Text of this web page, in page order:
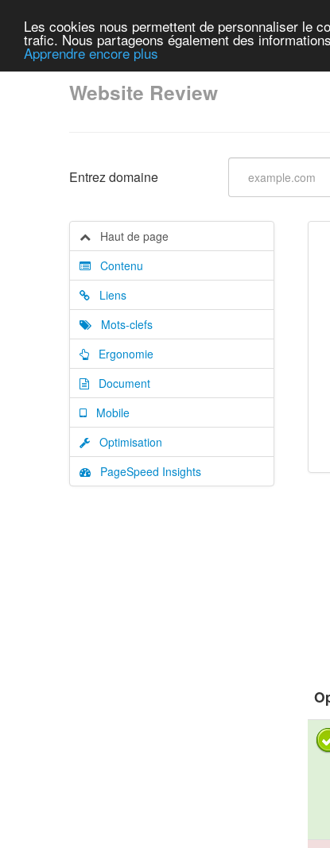
Les cookies nous permettent de personnaliser le
trafic. Nous partageons également des
Apprendre encore plus
Website Review
Entrez domaine
Haut de page
Contenu
Liens
Mots-clefs
Ergonomie
Document
Mobile
Optimisation
PageSpeed Insights